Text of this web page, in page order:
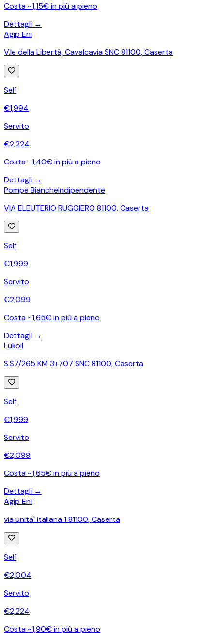
Costa ~1,15€ in più a pieno
Dettagli →
Agip Eni
V.le della Libertà, Cavalcavia SNC 81100,Caserta
Self
€1,994
Servito
€2,224
Costa ~1,40€ in più a pieno
Dettagli →
Pompe BiancheIndipendente
VIA ELEUTERIO RUGGIERO 81100,Caserta
Self
€1,999
Servito
€2,099
Costa ~1,65€ in più a pieno
Dettagli →
Lukoil
S.S7/265 KM 3+707 SNC 81100,Caserta
Self
€1,999
Servito
€2,099
Costa ~1,65€ in più a pieno
Dettagli →
Agip Eni
via unita' italiana 1 81100,Caserta
Self
€2,004
Servito
€2,224
Costa ~1,90€ in più a pieno